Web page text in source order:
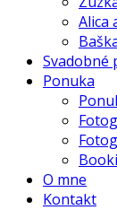
Alica
Svadobné
Ponuka
O mne
Kontakt